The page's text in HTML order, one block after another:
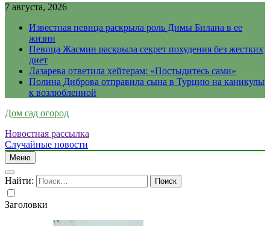
7 августа, 2026
Известная певица раскрыла роль Димы Билана в ее
жизни
Певица Жасмин раскрыла секрет похудения без жестких
диет
Лазарева ответила хейтерам: «Постыдитесь сами»
Полина Диброва отправила сына в Турцию на каникулы
к возлюбленной
Дом сад огород
Новостная рассылка
Случайные новости
Меню
Найти:
Заголовки